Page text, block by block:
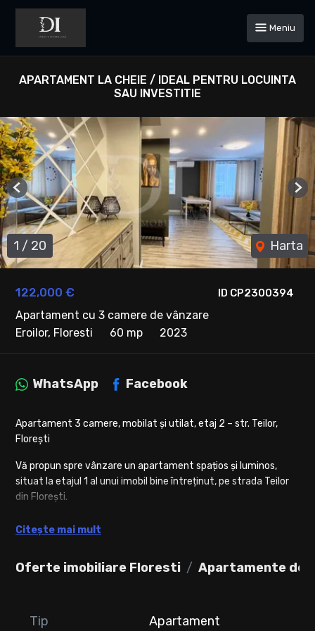
Meniu
APARTAMENT LA CHEIE / IDEAL PENTRU LOCUINTA
SAU INVESTITIE
ID CP2300394
122,000 €
Apartament cu 3 camere de vânzare
Eroilor, Floresti
60 mp 2023
1 / 20 Harta
Previous
Oferte imobiliare Floresti Apartamente de
WhatsApp Facebook
Apartament 3 camere, mobilat și utilat, etaj 2 – str. Teilor,
Florești
Vă propun spre vânzare un apartament spațios și luminos,
situat la etajul 1 al unui imobil bine întreținut, pe strada Teilor
din Florești.
Detalii apartament:
• Suprafață utilă: 60 mp
• Living open space cu bucătărie – spațiu generos, ideal pentru
• 1 baie – dotată cu toate utilitățile necesare
Citește mai mult
Tip
Apartament